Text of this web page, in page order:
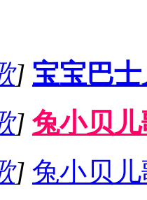
] 宝宝巴
] 兔小贝
] 兔小贝